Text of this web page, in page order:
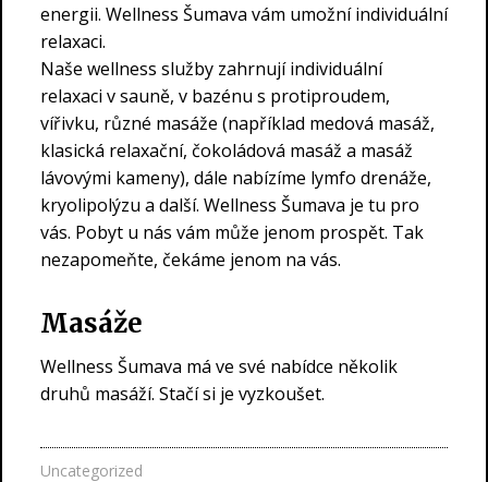
energii. Wellness Šumava vám umožní individuální
relaxaci.
Naše wellness služby zahrnují individuální
relaxaci v sauně, v bazénu s protiproudem,
vířivku, různé masáže (například medová masáž,
klasická relaxační, čokoládová masáž a masáž
lávovými kameny), dále nabízíme lymfo drenáže,
kryolipolýzu a další. Wellness Šumava je tu pro
vás. Pobyt u nás vám může jenom prospět. Tak
nezapomeňte, čekáme jenom na vás.
Masáže
Wellness Šumava má ve své nabídce několik
druhů masáží. Stačí si je vyzkoušet.
Uncategorized